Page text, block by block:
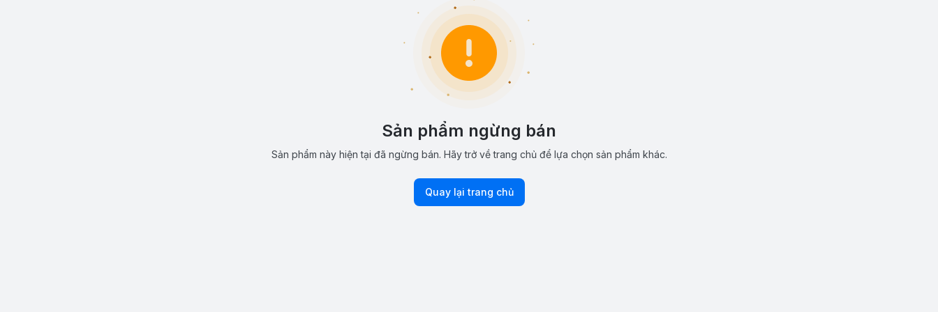
Sản phẩm ngừng bán
Sản phẩm này hiện tại đã ngừng bán. Hãy trở về trang chủ để lựa chọn sản phẩm khác.
Quay lại trang chủ